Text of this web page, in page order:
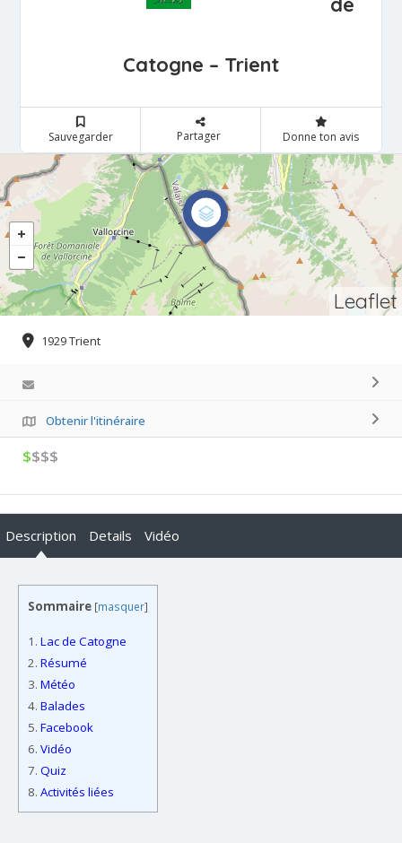
Catogne – Trient
Sauvegarder Partager Donne ton avis
Leaflet
1929 Trient
Obtenir l'itinéraire
$$$$
Description Details Vidéo
Sommaire [masquer]
1. Lac de Catogne
2. Résumé
3. Météo
4. Balades
5. Facebook
6. Vidéo
7. Quiz
8. Activités liées